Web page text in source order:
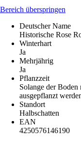
Bereich überspringen
Deutscher Name
Historische Rose
Winterhart
Ja
Mehrjährig
Ja
Pflanzzeit
Solange der
ausgepflanzt
Standort
Halbschatten
EAN
4250576146190